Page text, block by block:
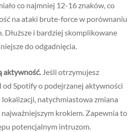
co najmniej 12-16 znaków, co
na ataki brute-force w porównaniu
Dłuższe i bardziej skomplikowane
do odgadnięcia.
aktywność.Jeśli otrzymujesz
Spotify o podejrzanej aktywności
natychmiastowa zmiana
najważniejszym krokiem. Zapewnia to
potencjalnym intruzom.